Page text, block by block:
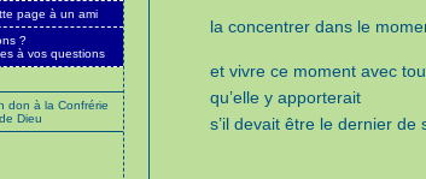
page à un ami
?
à vos questions
don à la Confrérie
Dieu
la concentrer dans le
et vivre ce moment avec
qu’elle y apporterait
s’il devait être le dernier de